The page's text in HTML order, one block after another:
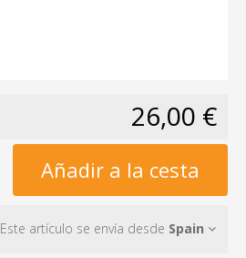
26,00 €
Añadir a la cesta
Este artículo se envía desde Spain